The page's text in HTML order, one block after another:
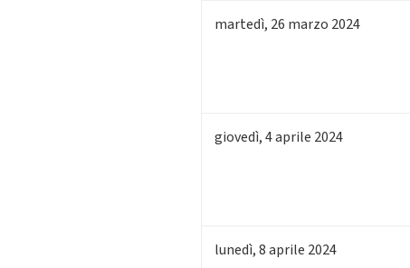
martedì, 26 marzo 2024
giovedì,4aprile 2024
lunedì,8aprile 2024